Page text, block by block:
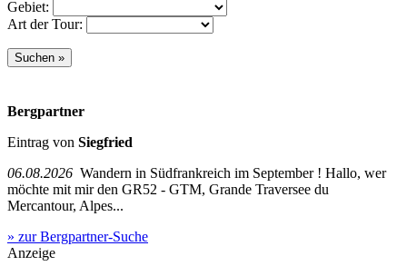
Gebiet:
Art der Tour:
Bergpartner
Eintrag von Siegfried
06.08.2026 Wandern in Südfrankreich im September ! Hallo, wer
möchte mit mir den GR52 - GTM, Grande Traversee du
Mercantour, Alpes...
» zur Bergpartner-Suche
Anzeige